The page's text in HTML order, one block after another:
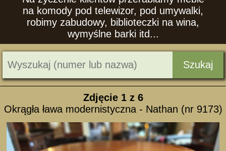
na komody pod telewizor, pod umywalki,
robimy zabudowy, biblioteczki na wina,
wymyślne barki itd...
Szukaj
Zdjęcie 1z 6
Okrągła ława modernistyczna - Nathan (nr 9173)